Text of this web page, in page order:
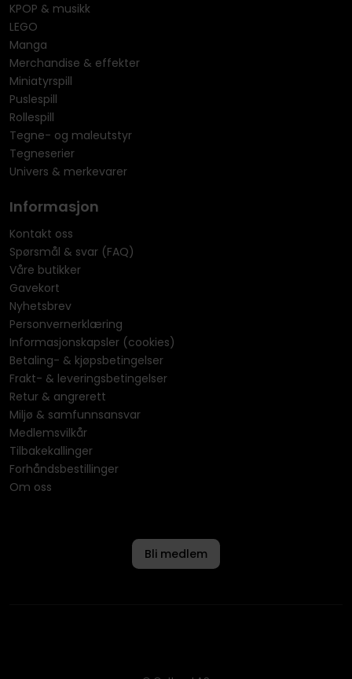
KPOP & musikk
LEGO
Manga
Merchandise & effekter
Miniatyrspill
Puslespill
Rollespill
Tegne- og maleutstyr
Tegneserier
Univers & merkevarer
Informasjon
Kontakt oss
Spørsmål & svar (FAQ)
Våre butikker
Gavekort
Nyhetsbrev
Personvernerklæring
Informasjonskapsler (cookies)
Betaling- & kjøpsbetingelser
Frakt- & leveringsbetingelser
Retur & angrerett
Miljø & samfunnsansvar
Medlemsvilkår
Tilbakekallinger
Forhåndsbestillinger
Om oss
Bli medlem